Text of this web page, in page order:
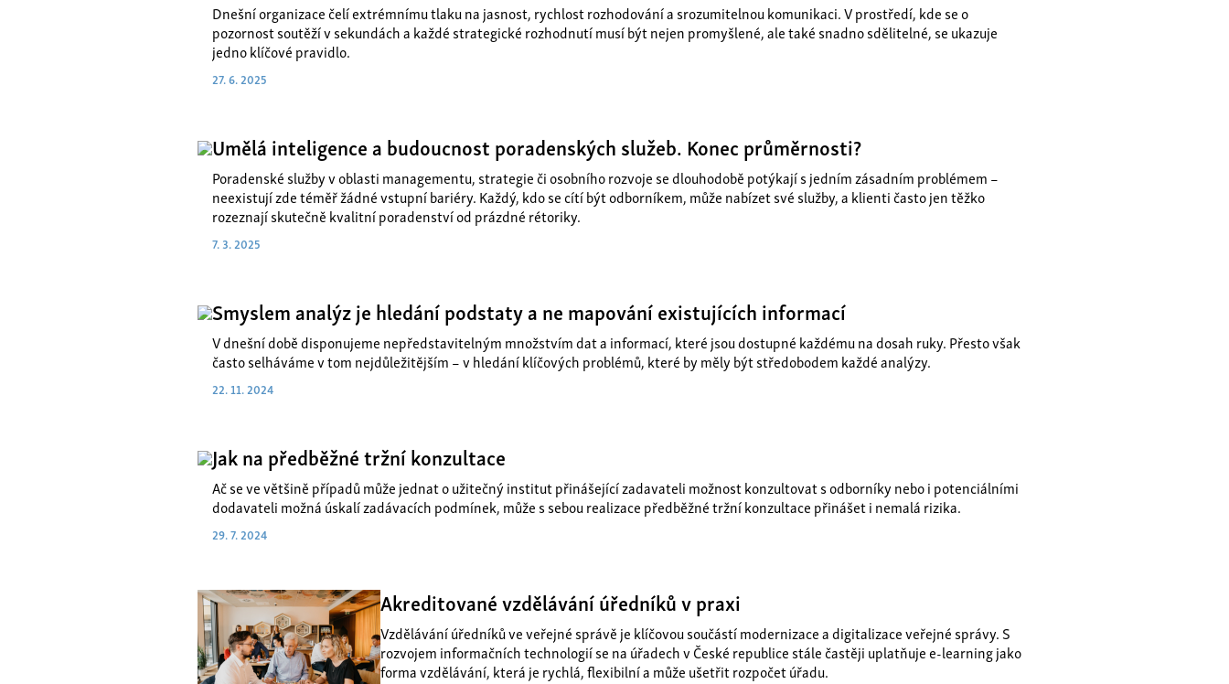
Dnešní organizace čelí extrémnímu tlaku na jasnost, rychlost rozhodování a srozumitelnou komunikaci. V prostředí, kde se o
pozornost soutěží v sekundách a každé strategické rozhodnutí musí být nejen promyšlené, ale také snadno sdělitelné, se ukazuje
jedno klíčové pravidlo.
27. 6. 2025
Umělá inteligence a budoucnost poradenských služeb. Konec průměrnosti?
Poradenské služby v oblasti managementu, strategie či osobního rozvoje se dlouhodobě potýkají s jedním zásadním problémem –
neexistují zde téměř žádné vstupní bariéry. Každý, kdo se cítí být odborníkem, může nabízet své služby, a klienti často jen těžko
rozeznají skutečně kvalitní poradenství od prázdné rétoriky.
7. 3. 2025
Smyslem analýz je hledání podstaty a ne mapování existujících informací
V dnešní době disponujeme nepředstavitelným množstvím dat a informací, které jsou dostupné každému na dosah ruky. Přesto však
často selháváme v tom nejdůležitějším – v hledání klíčových problémů, které by měly být středobodem každé analýzy.
22. 11. 2024
Jak na předběžné tržní konzultace
Ač se ve většině případů může jednat o užitečný institut přinášející zadavateli možnost konzultovat s odborníky nebo i potenciálními
dodavateli možná úskalí zadávacích podmínek, může s sebou realizace předběžné tržní konzultace přinášet i nemalá rizika.
29. 7. 2024
Akreditované vzdělávání úředníků v praxi
Vzdělávání úředníků ve veřejné správě je klíčovou součástí modernizace a digitalizace veřejné správy. S
rozvojem informačních technologií se na úřadech v České republice stále častěji uplatňuje e-learning jako
forma vzdělávání, která je rychlá, flexibilní a může ušetřit rozpočet úřadu.